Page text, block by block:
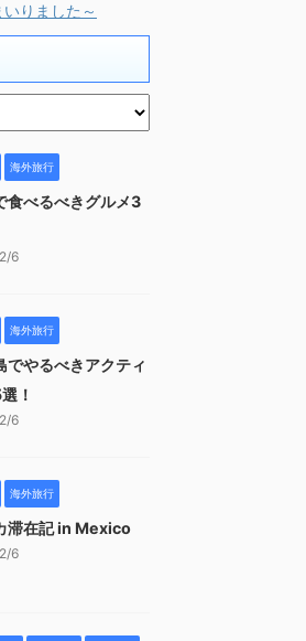
りました～
海外旅行
食べるべきグルメ3
6
海外旅行
でやるべきアクティ
！
6
海外旅行
滞在記 in Mexico
6